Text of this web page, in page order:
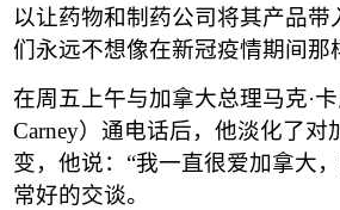
以让药物和制药公司将其产品带
们永远不想像在新冠疫情期间那
在周五上午与加拿大总理马克·
Carney）通电话后，他淡化了对
变，他说： “我一直很爱加拿大
常好的交谈。